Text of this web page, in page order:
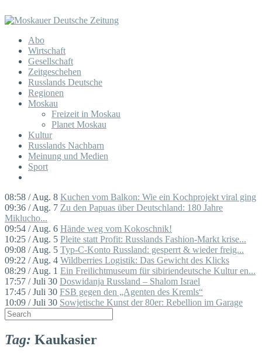
Abo
Wirtschaft
Gesellschaft
Zeitgeschehen
Russlands Deutsche
Regionen
Moskau
Freizeit in Moskau
Planet Moskau
Kultur
Russlands Nachbarn
Meinung und Medien
Sport
08:58 / Aug. 8 Kuchen vom Balkon: Wie ein Kochprojekt viral ging
09:36 / Aug. 7 Zu den Papuas über Deutschland: 180 Jahre
Miklucho...
09:54 / Aug. 6 Hände weg vom Kokoschnik!
10:25 / Aug. 5 Pleite statt Profit: Russlands Fashion-Markt krise...
09:08 / Aug. 5 Typ-C-Konto Russland: gesperrt & wieder freig...
09:22 / Aug. 4 Wildberries Logistik: Das Gewicht des Klicks
08:29 / Aug. 1 Ein Freilichtmuseum für sibiriendeutsche Kultur en...
17:57 / Juli 30 Doswidanja Russland – Shalom Israel
17:45 / Juli 30 FSB gegen den „Agenten des Kremls“
10:09 / Juli 30 Sowjetische Kunst der 80er: Rebellion im Garage
Tag: Kaukasier